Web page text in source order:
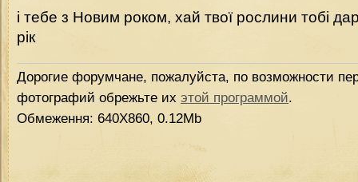
і тебе з Новим роком, хай твої рослини тобі
рік
Дорогие форумчане, пожалуйста, по возможности
фотографий обрежьте их этой программой.
Обмеження: 640Х860, 0.12Mb